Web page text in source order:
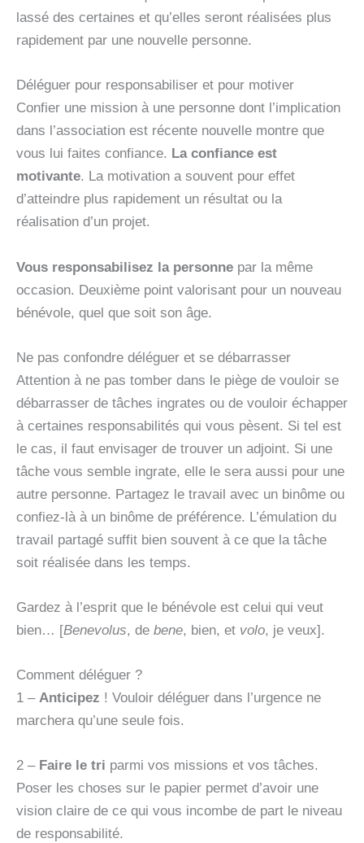
lassé des certaines et qu’elles seront réalisées plus
rapidement par une nouvelle personne.
Déléguer pour responsabiliser et pour motiver
Confier une mission à une personne dont l’implication
dans l’association est récente nouvelle montre que
vous lui faites confiance. La confiance est
motivante. La motivation a souvent pour effet
d’atteindre plus rapidement un résultat ou la
réalisation d’un projet.
Vous responsabilisez la personne par la même
occasion. Deuxième point valorisant pour un nouveau
bénévole, quel que soit son âge.
Ne pas confondre déléguer et se débarrasser
Attention à ne pas tomber dans le piège de vouloir se
débarrasser de tâches ingrates ou de vouloir échapper
à certaines responsabilités qui vous pèsent. Si tel est
le cas, il faut envisager de trouver un adjoint. Si une
tâche vous semble ingrate, elle le sera aussi pour une
autre personne. Partagez le travail avec un binôme ou
confiez-là à un binôme de préférence. L’émulation du
travail partagé suffit bien souvent à ce que la tâche
soit réalisée dans les temps.
Gardez à l’esprit que le bénévole est celui qui veut
bien… [Benevolus, de bene, bien, et volo, je veux].
Comment déléguer ?
1 – Anticipez ! Vouloir déléguer dans l’urgence ne
marchera qu’une seule fois.
2 – Faire le tri parmi vos missions et vos tâches.
Poser les choses sur le papier permet d’avoir une
vision claire de ce qui vous incombe de part le niveau
de responsabilité.